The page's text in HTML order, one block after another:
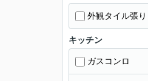
外観タイル張り
キッチン
ガスコンロ